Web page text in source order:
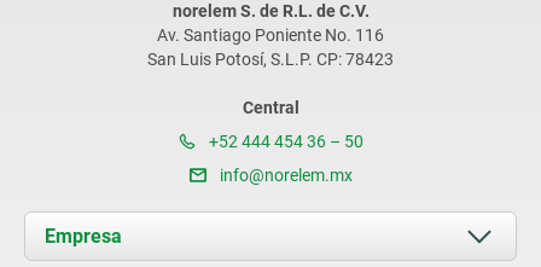
norelem S. de R.L. de C.V.
Av. Santiago Poniente No. 116
San Luis Potosí, S.L.P. CP: 78423
Central
+52 444 454 36 – 50
info@norelem.mx
Empresa